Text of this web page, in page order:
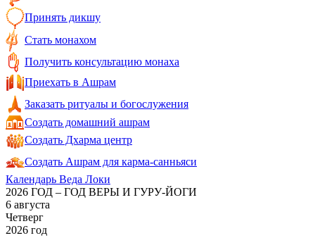
Принять дикшу
Стать монахом
Получить консультацию монаха
Приехать в Ашрам
Заказать ритуалы и богослужения
Создать домашний ашрам
Создать Дхарма центр
Создать Ашрам для карма-санньяси
Календарь Веда Локи
2026 ГОД – ГОД ВЕРЫ И ГУРУ-ЙОГИ
6 августа
Четверг
2026 год